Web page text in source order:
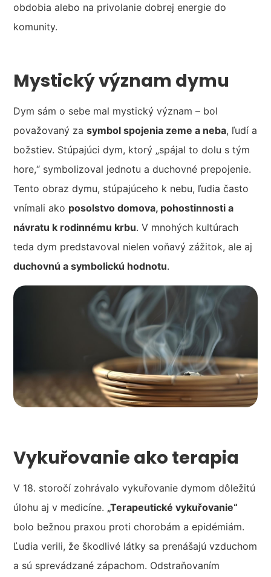
obdobia alebo na privolanie dobrej energie do
komunity.
Mystický význam dymu
Dym sám o sebe mal mystický význam – bol
považovaný zasymbol spojenia zeme a neba, ľudí a
božstiev. Stúpajúci dym, ktorý „spájal to dolu s tým
hore,“ symbolizoval jednotu a duchovné prepojenie.
Tento obraz dymu, stúpajúceho k nebu, ľudia často
vnímali ako posolstvo domova, pohostinnosti a
návratu k rodinnému krbu. V mnohých kultúrach
teda dym predstavoval nielen voňavý zážitok, ale aj
duchovnú a symbolickú hodnotu.
Vykuřovanie ako terapia
V 18. storočí zohrávalo vykuřovanie dymom dôležitú
úlohu aj v medicíne. „Terapeutické vykuřovanie“
bolo bežnou praxou proti chorobám a epidémiám.
Ľudia verili, že škodlivé látky sa prenášajú vzduchom
a sú sprevádzané zápachom. Odstraňovaním